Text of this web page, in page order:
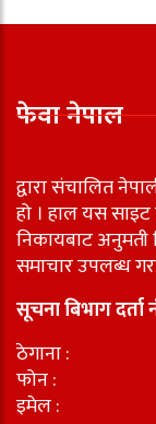
फेवा नेपाल
द्वारा संचालित
हो । हाल यस साइट
निकायबाट अनुमती
समाचार उपलब्ध
सूचना बिभाग दर्ता
ठेगाना :
फोन :
इमेल :